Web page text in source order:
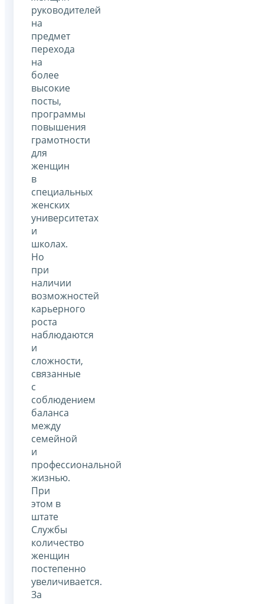
руководителей
на
предмет
перехода
на
более
высокие
посты,
программы
повышения
грамотности
для
женщин
в
специальных
женских
университетах
и
школах.
Но
при
наличии
возможностей
карьерного
роста
наблюдаются
и
сложности,
связанные
с
соблюдением
баланса
между
семейной
и
профессиональной
жизнью.
При
этом в
штате
Службы
количество
женщин
постепенно
увеличивается.
За